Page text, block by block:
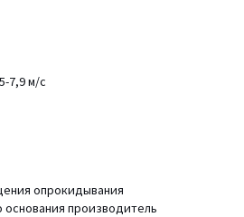
7,9 м/с
опрокидывания
производитель